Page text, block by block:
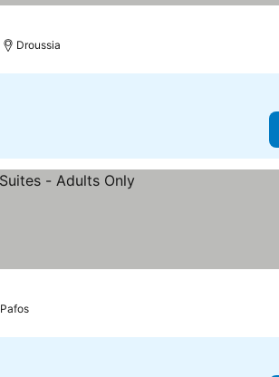
Droussia
Pafos